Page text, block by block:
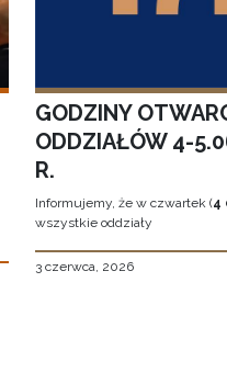
GODZINY
ODDZIAŁÓW 4-
R.
Informujemy, że w czwartek (4
wszystkie oddziały
3 czerwca, 2026